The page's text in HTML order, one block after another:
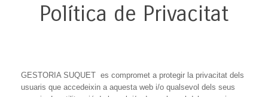
Política de Privacitat
GESTORIA SUQUET es compromet a protegir la privacitat dels
usuaris que accedeixin a aquesta web i/o qualsevol dels seus